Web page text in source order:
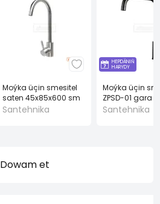
Moýka üçin smesitel
saten 45x85x600 sm
Santehnika
HEPDÄNIŇ
HARYDY
Moýka üçin
ZPSD-01 gara
mm
Santehnika
Dowam et